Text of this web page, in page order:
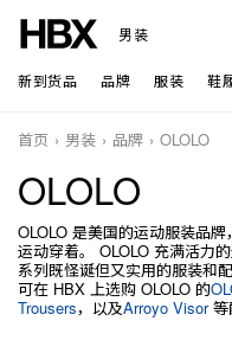
男装
新到货品 品牌 服装 鞋
首页 男装 品牌 OLOLO
OLOLO
OLOLO 是美国的运动服装品
运动穿着。 OLOLO 充满活力
系列既怪诞但又实用的服装和
可在 HBX 上选购 OLOLO 的
Trousers，以及Arroyo Visor等